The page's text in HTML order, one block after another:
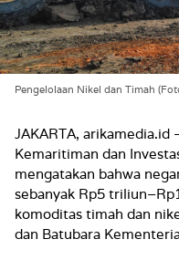
Pengelolaan Nikel dan Timah
JAKARTA,
Kemaritiman dan
mengatakan bahwa
sebanyak Rp5
komoditas timah dan
dan Batubara